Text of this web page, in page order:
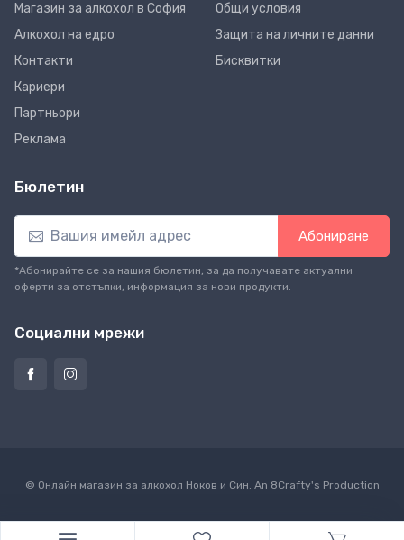
Магазин за алкохол в София
Алкохол на едро
Контакти
Кариери
Партньори
Реклама
Общи условия
Защита на личните данни
Бисквитки
Бюлетин
Абониране
*Абонирайте се за нашия бюлетин, за да получавате актуални
оферти за отстъпки, информация за нови продукти.
Социални мрежи
© Онлайн магазин за алкохол Ноков и Син. An 8Crafty's Production